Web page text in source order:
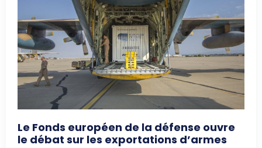
Le Fonds européen de la défense ouvre
le débat sur les exportations d’armes